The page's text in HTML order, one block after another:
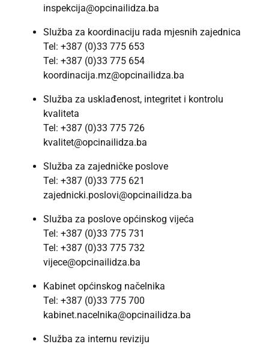
inspekcija@opcinailidza.ba
Služba za koordinaciju rada mjesnih zajednica
Tel: +387 (0)33 775 653
Tel: +387 (0)33 775 654
koordinacija.mz@opcinailidza.ba
Služba za usklađenost, integritet i kontrolu
kvaliteta
Tel: +387 (0)33 775 726
kvalitet@opcinailidza.ba
Služba za zajedničke poslove
Tel: +387 (0)33 775 621
zajednicki.poslovi@opcinailidza.ba
Služba za poslove općinskog vijeća
Tel: +387 (0)33 775 731
Tel: +387 (0)33 775 732
vijece@opcinailidza.ba
Kabinet općinskog načelnika
Tel: +387 (0)33 775 700
kabinet.nacelnika@opcinailidza.ba
Služba za internu reviziju